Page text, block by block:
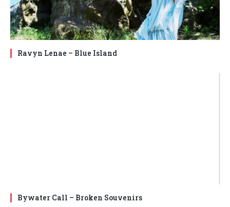
Ravyn Lenae – Blue Island
Bywater Call – Broken Souvenirs